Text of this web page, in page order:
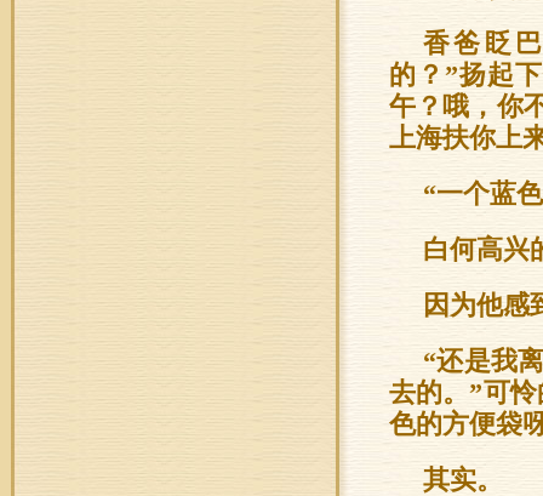
香爸眨
的？”扬起
午？哦，你
上海扶你上
“一个蓝
白何高兴
因为他感
“还是我
去的。”可
色的方便袋
其实。